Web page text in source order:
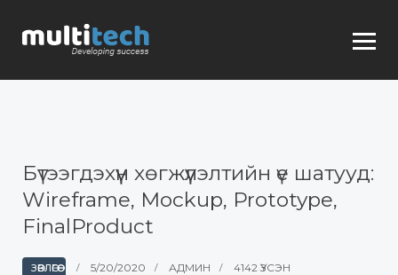
Бүтээгдэхүүн хөгжүүлэлтийн үе шатууд:
Wireframe, Mockup, Prototype,
FinalProduct
ЗӨВЛӨГӨӨ 5/20/2020 АДМИН 4142 ҮЗСЭН